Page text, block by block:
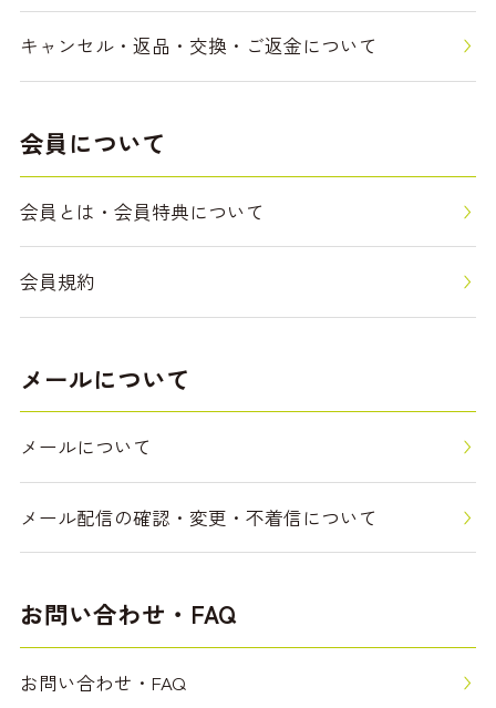
キャンセル・返品・交換・ご返金について
会員について
会員とは・会員特典について
会員規約
メールについて
メールについて
メール配信の確認・変更・不着信について
お問い合わせ・FAQ
お問い合わせ・FAQ